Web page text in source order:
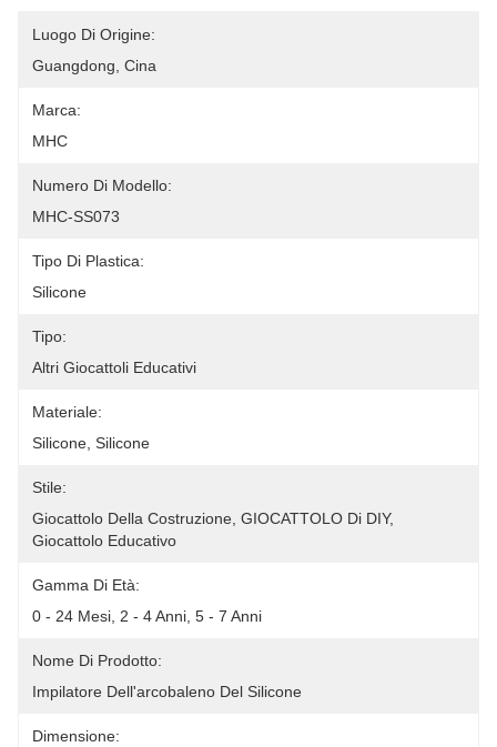
Luogo Di Origine:
Guangdong, Cina
Marca:
MHC
Numero Di Modello:
MHC-SS073
Tipo Di Plastica:
Silicone
Tipo:
Altri Giocattoli Educativi
Materiale:
Silicone, Silicone
Stile:
Giocattolo Della Costruzione, GIOCATTOLO Di DIY,
Giocattolo Educativo
Gamma Di Età:
0 - 24 Mesi, 2 - 4 Anni, 5 - 7 Anni
Nome Di Prodotto:
Impilatore Dell'arcobaleno Del Silicone
Dimensione: